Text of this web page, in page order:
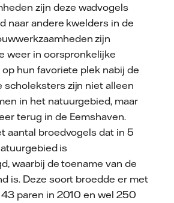
zijn deze wadvogels
naar andere kwelders in de
zijn
weer in oorspronkelijke
hun favoriete plek nabij de
scholeksters zijn niet alleen
in het natuurgebied, maar
terug in de Eemshaven.
aantal broedvogels dat in 5
is
waarbij de toename van de
is. Deze soort broedde er met
paren in 2010 en wel 250